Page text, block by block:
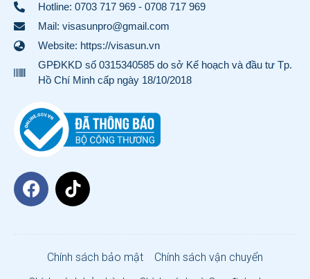
Hotline: 0703 717 969 - 0708 717 969
Mail: visasunpro@gmail.com
Website: https://visasun.vn
GPĐKKD số 0315340585 do sở Kế hoạch và đầu tư Tp.
Hồ Chí Minh cấp ngày 18/10/2018
Chính sách bảo mật
Chính sách vận chuyển